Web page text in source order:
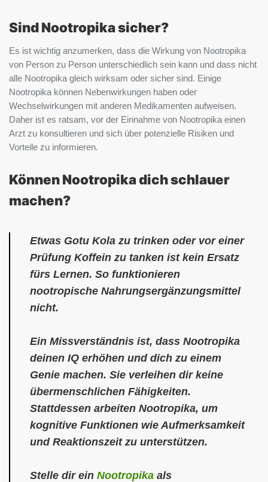
Sind Nootropika sicher?
Es ist wichtig anzumerken, dass die Wirkung von Nootropika
von Person zu Person unterschiedlich sein kann und dass nicht
alle Nootropika gleich wirksam oder sicher sind. Einige
Nootropika können Nebenwirkungen haben oder
Wechselwirkungen mit anderen Medikamenten aufweisen.
Daher ist es ratsam, vor der Einnahme von Nootropika einen
Arzt zu konsultieren und sich über potenzielle Risiken und
Vorteile zu informieren.
Können Nootropika dich schlauer
machen?
Etwas Gotu Kola zu trinken oder vor einer
Prüfung Koffein zu tanken ist kein Ersatz
fürs Lernen. So funktionieren
nootropische Nahrungsergänzungsmittel
nicht.
Ein Missverständnis ist, dass Nootropika
deinen IQ erhöhen und dich zu einem
Genie machen. Sie verleihen dir keine
übermenschlichen Fähigkeiten.
Stattdessen arbeiten Nootropika, um
kognitive Funktionen wie Aufmerksamkeit
und Reaktionszeit zu unterstützen.
Stelle dir einNootropika als